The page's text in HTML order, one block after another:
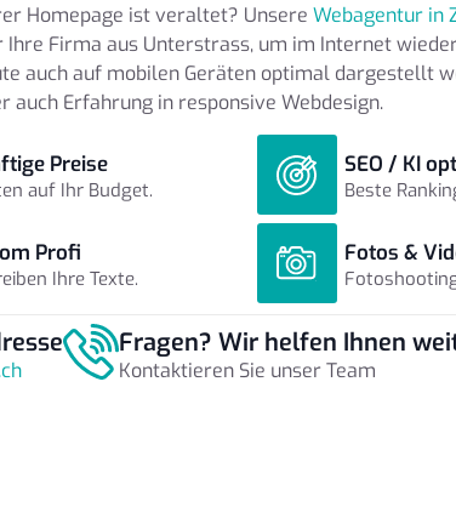
Homepage ist veraltet? Unsere Webagentur in
Firma aus Unterstrass, um im Internet
auch auf mobilen Geräten optimal dargestellt
auch Erfahrung in responsive Webdesign.
Preise
auf Ihr Budget.
SEO / KI
Beste
Profi
Ihre Texte.
Fotos &
Fragen? Wir helfen Ihnen
Kontaktieren Sie unser Team